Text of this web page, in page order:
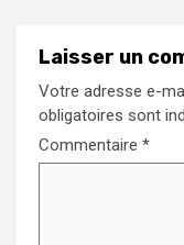
Laisser un
Votre adresse e-
obligatoires sont
Commentaire *